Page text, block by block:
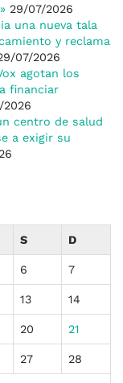
29/07/2026
una nueva tala
y reclama
07/2026
agotan los
financiar
2026
centro de salud
a exigir su
S D
6 7
13 14
20 21
27 28